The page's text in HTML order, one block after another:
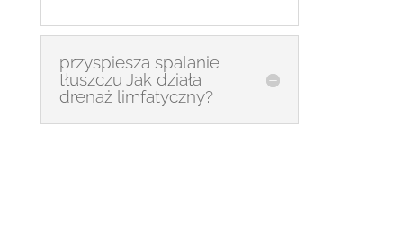
przyspiesza spalanie
tłuszczu Jak działa
drenaż limfatyczny?